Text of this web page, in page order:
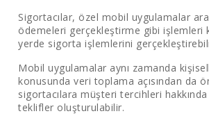
Sigortacılar, özel mobil uygulamalar
ödemeleri gerçekleştirme gibi işlemleri
yerde sigorta işlemlerini
Mobil uygulamalar aynı zamanda
konusunda veri toplama açısından da
sigortacılara müşteri tercihleri
teklifler oluşturulabilir.